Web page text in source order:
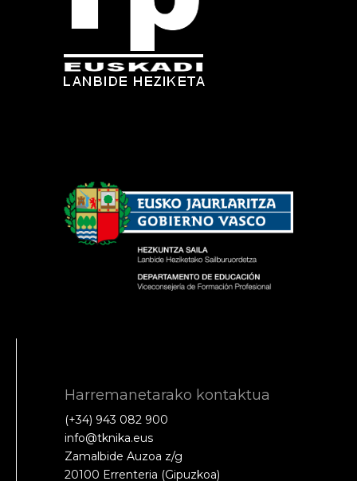
Harremanetarako kontaktua
(+34) 943 082 900
info@tknika.eus
Zamalbide Auzoa z/g
20100 Errenteria (Gipuzkoa)